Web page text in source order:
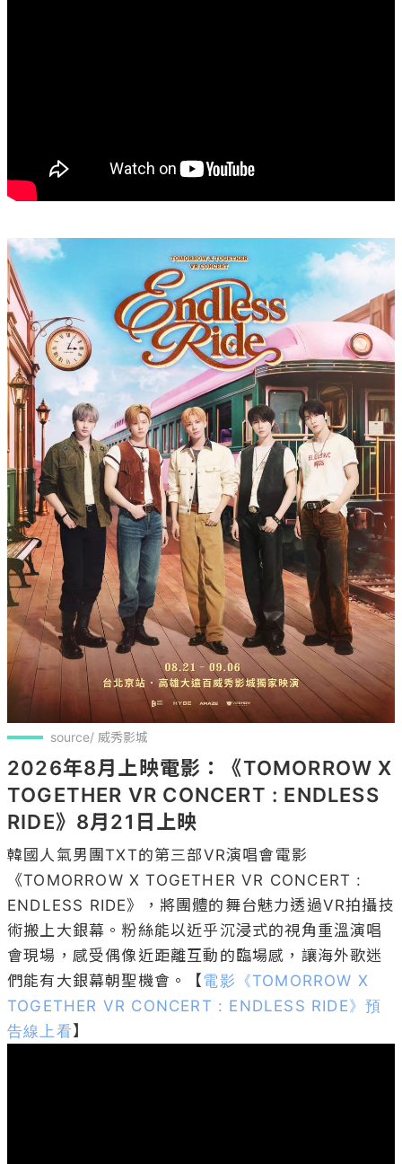
source/ 威秀影城
2026年8月上映電影：《TOMORROW X
TOGETHER VR CONCERT : ENDLESS
RIDE》8月21日上映
韓國人氣男團TXT的第三部VR演唱會電影
《TOMORROW X TOGETHER VR CONCERT :
ENDLESS RIDE》，將團體的舞台魅力透過VR拍攝技
術搬上大銀幕。粉絲能以近乎沉浸式的視角重溫演唱
會現場，感受偶像近距離互動的臨場感，讓海外歌迷
們能有大銀幕朝聖機會。【電影《TOMORROW X
TOGETHER VR CONCERT : ENDLESS RIDE》預
告線上看